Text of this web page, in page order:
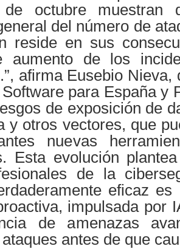
de octubre muestran
del número de
reside en sus
aumento de los
afirma Eusebio Nieva,
para España y
de exposición de
y otros vectores, que
nuevas
Esta evolución
de la
eficaz
impulsada por
de amenazas
antes de que